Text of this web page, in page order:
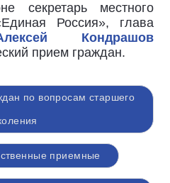
секретарь местного
Россия», глава
Кондрашов
прием граждан.
по вопросам старшего
приемные